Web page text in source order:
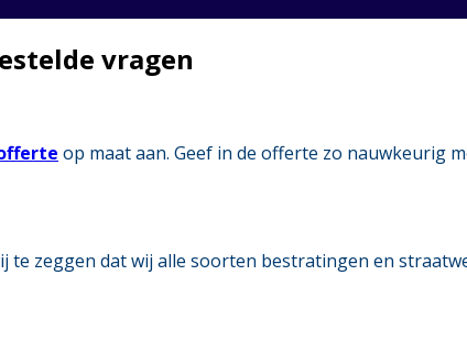
vragen
op maat aan. Geef in de offerte zo nauwkeurig
zeggen dat wij alle soorten bestratingen en